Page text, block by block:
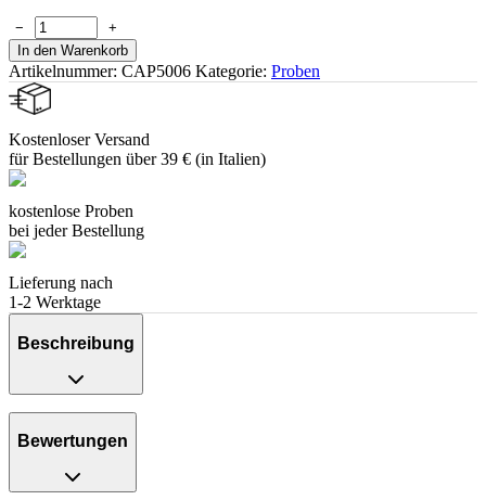
−
+
In den Warenkorb
Artikelnummer: CAP5006 Kategorie: Proben
Kostenloser Versand
für Bestellungen über 39 € (in Italien)
kostenlose Proben
bei jeder Bestellung
Lieferung nach
1-2 Werktage
Beschreibung
Bewertungen